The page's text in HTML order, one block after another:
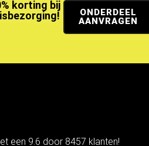
korting bij
ONDERDEEL
AANVRAGEN
een 9.6 door 8457 klanten!